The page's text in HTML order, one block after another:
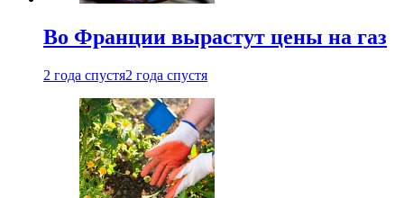
Во Франции вырастут цены на газ
2 года спустя2 года спустя